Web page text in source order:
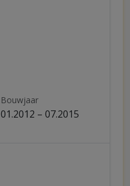
Bouwjaar
01.2012 – 07.2015